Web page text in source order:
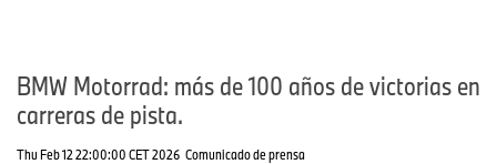
BMW Motorrad: más de 100 años de victorias en
carreras de pista.
Thu Feb 12 22:00:00 CET 2026 Comunicado de prensa